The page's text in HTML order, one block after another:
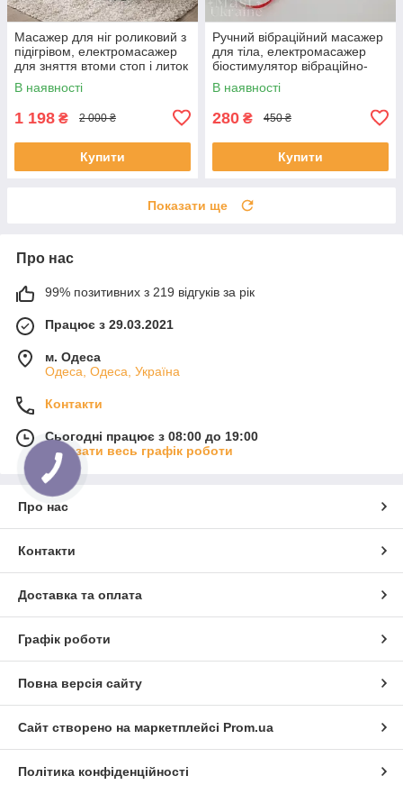
Масажер для ніг роликовий з
підігрівом, електромасажер
для зняття втоми стоп і литок
з 3 рівнями інтенсивності,
WMS-026-Black
В наявності
1 198 ₴ 2 000 ₴
Купити
Ручний вібраційний масажер
для тіла, електромасажер
біостимулятор вібраційно-
імпульсної терапії Sheng
Yong, SY-305
В наявності
280 ₴ 450 ₴
Купити
Показати ще
Про нас
99% позитивних з 219 відгуків за рік
Працює з 29.03.2021
м. Одеса
Одеса, Одеса, Україна
Контакти
Сьогодні працює з 08:00 до 19:00
Показати весь графік роботи
Про нас
Контакти
Доставка та оплата
Графік роботи
Повна версія сайту
Сайт створено на маркетплейсі Prom.ua
Політика конфіденційності